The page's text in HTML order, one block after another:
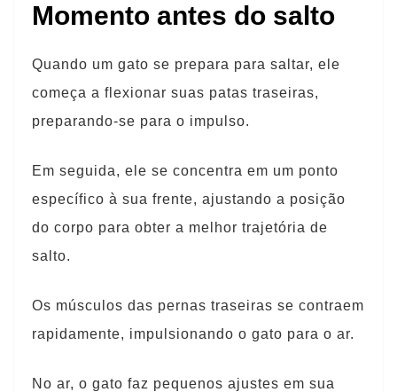
Momento antes do salto
Quando um gato se prepara para saltar, ele
começa a flexionar suas patas traseiras,
preparando-se para o impulso.
Em seguida, ele se concentra em um ponto
específico à sua frente, ajustando a posição
do corpo para obter a melhor trajetória de
salto.
Os músculos das pernas traseiras se contraem
rapidamente, impulsionando o gato para o ar.
No ar, o gato faz pequenos ajustes em sua